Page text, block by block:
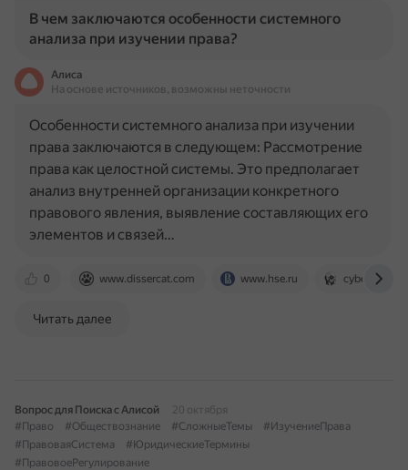
В чем заключаются особенности системного
анализа при изучении права?
Алиса
На основе источников, возможны неточности
0 www.dissercat.com www.hse.ru
Особенности системного анализа при изучении
права заключаются в следующем: Рассмотрение
права как целостной системы. Это предполагает
анализ внутренней организации конкретного
правового явления, выявление составляющих его
элементов и связей…
Читать далее
Вопрос для Поиска с Алисой
20 октября
#Право
#Обществознание #СложныеТемы
#ИзучениеПрава
#ПравоваяСистема
#ЮридическиеТермины
#ПравовоеРегулирование